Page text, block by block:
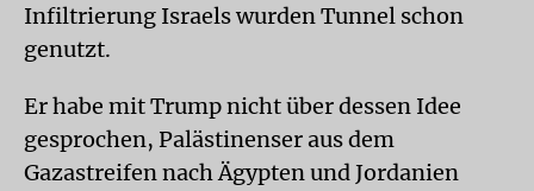
Infiltrierung Israels wurden Tunnel schon
genutzt.
Er habe mit Trump nicht über dessen Idee
gesprochen, Palästinenser aus dem
Gazastreifen nach Ägypten und Jordanien